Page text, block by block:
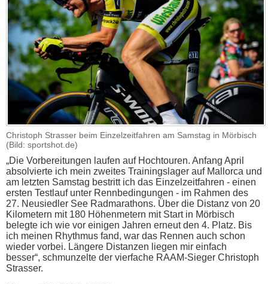
Christoph Strasser beim Einzelzeitfahren am Samstag in Mörbisch
(Bild: sportshot.de)
„Die Vorbereitungen laufen auf Hochtouren. Anfang April
absolvierte ich mein zweites Trainingslager auf Mallorca und
am letzten Samstag bestritt ich das Einzelzeitfahren - einen
ersten Testlauf unter Rennbedingungen - im Rahmen des
27. Neusiedler See Radmarathons. Über die Distanz von 20
Kilometern mit 180 Höhenmetern mit Start in Mörbisch
belegte ich wie vor einigen Jahren erneut den 4. Platz. Bis
ich meinen Rhythmus fand, war das Rennen auch schon
wieder vorbei. Längere Distanzen liegen mir einfach
besser“, schmunzelte der vierfache RAAM-Sieger Christoph
Strasser.